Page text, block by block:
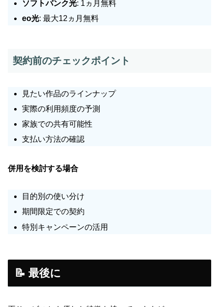
ソフトバンク光: 1ヵ月無料
eo光: 最大12ヵ月無料
契約前のチェックポイント
見たい作品のラインナップ
実際の利用頻度の予測
家族での共有可能性
支払い方法の確認
併用を検討する場合
目的別の使い分け
期間限定での契約
特別キャンペーンの活用
📝 最後に